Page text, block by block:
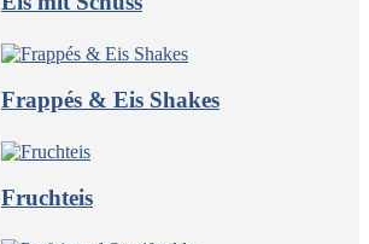
Frappés & Eis Shakes
Fruchteis